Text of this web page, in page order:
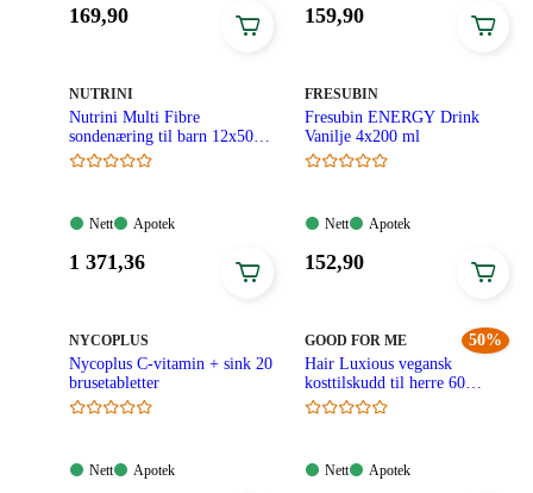
Pris:
169,90
Pris:
159,90
MERKE:
NUTRINI
Nutrini Multi Fibre
sondenæring til barn 12x500
ml
Nett:
Nett
Apotek:
Apotek
Pris:
kroner.
1 371,36
MERKE:
FRESUBIN
Fresubin ENERGY Drink
Vanilje 4x200 ml
Nett:
Nett
Apotek:
Apotek
Pris:
152,90
MERKE:
NYCOPLUS
Nycoplus C-vitamin + sink 20
brusetabletter
Nett:
Nett
Apotek:
Apotek
50%
MERKE:
GOOD FOR ME
Hair Luxious vegansk
kosttilskudd til herre 60
tabletter
Nett:
Nett
Apotek:
Apotek